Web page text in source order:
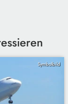
Symbolbild